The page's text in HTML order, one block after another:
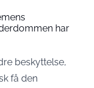
har
beskyttelse,
få den